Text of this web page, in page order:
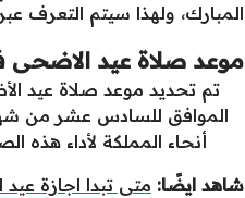
المبارك، ولهذا سيتم التعرف
موعد صلاة عيد الاضحى
أنحاء المملكة لأداء هذه
شاهد ايضًا: متى تبدا اجازة